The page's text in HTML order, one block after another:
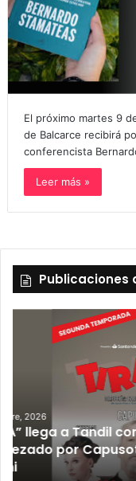
El próximo martes 9
de Balcarce recibirá
conferencista
Leer más »
Publicaciones
12 septiembre, 2026
Los Fabulosos
Tandil y ya